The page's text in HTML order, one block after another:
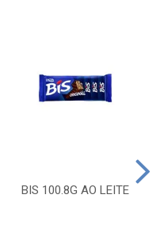
BIS 100.8G AO LEITE